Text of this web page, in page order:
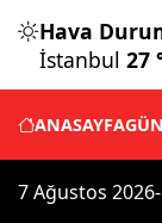
Hava
İstanbul 27
ANASAYFA
7 Ağustos